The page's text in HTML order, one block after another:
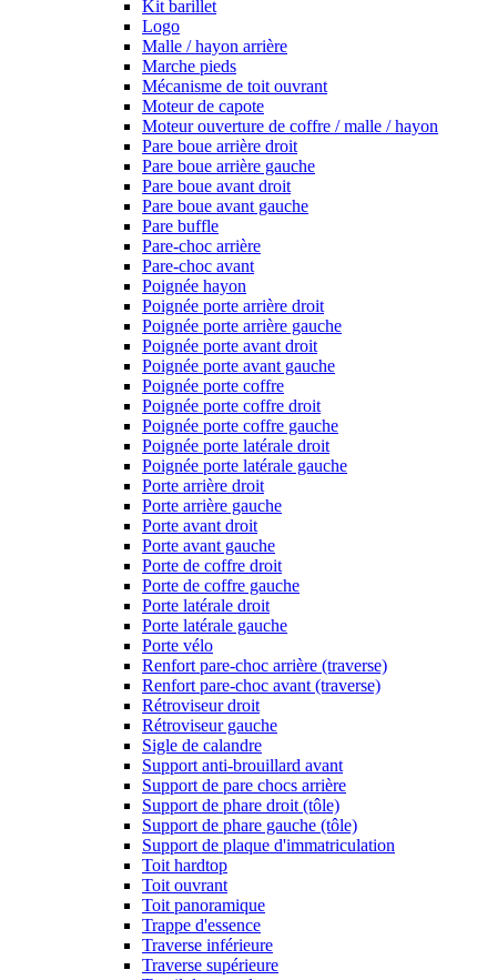
Kit barillet
Logo
Malle / hayon arrière
Marche pieds
Mécanisme de toit ouvrant
Moteur de capote
Moteur ouverture de coffre / malle / hayon
Pare boue arrière droit
Pare boue arrière gauche
Pare boue avant droit
Pare boue avant gauche
Pare buffle
Pare-choc arrière
Pare-choc avant
Poignée hayon
Poignée porte arrière droit
Poignée porte arrière gauche
Poignée porte avant droit
Poignée porte avant gauche
Poignée porte coffre
Poignée porte coffre droit
Poignée porte coffre gauche
Poignée porte latérale droit
Poignée porte latérale gauche
Porte arrière droit
Porte arrière gauche
Porte avant droit
Porte avant gauche
Porte de coffre droit
Porte de coffre gauche
Porte latérale droit
Porte latérale gauche
Porte vélo
Renfort pare-choc arrière (traverse)
Renfort pare-choc avant (traverse)
Rétroviseur droit
Rétroviseur gauche
Sigle de calandre
Support anti-brouillard avant
Support de pare chocs arrière
Support de phare droit (tôle)
Support de phare gauche (tôle)
Support de plaque d'immatriculation
Toit hardtop
Toit ouvrant
Toit panoramique
Trappe d'essence
Traverse inférieure
Traverse supérieure